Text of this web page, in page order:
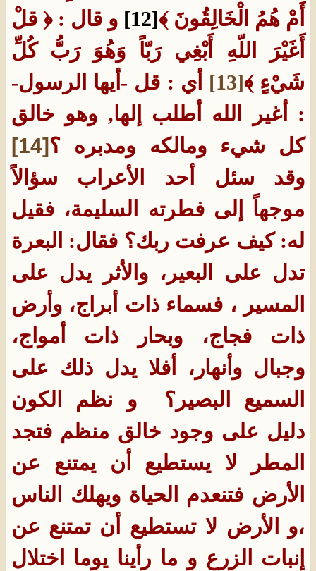
أَمْ هُمُ الْخَالِقُونَ ﴾[12]
و قال : ﴿ قلْ
أَغَيْرَ اللّهِ أَبْغِي رَبّاً وَهُوَ رَبُّ كُلِّ
شَيْءٍ ﴾[13]
أي : قل -أيها الرسول-
: أغير الله أطلب إلها, وهو خالق
كل شيء ومالكه ومدبره ؟ [14]
وقد سئل أحد الأعراب سؤالاً
موجهاً إلى فطرته السليمة، فقيل
له: كيف عرفت ربك؟ فقال: البعرة
تدل على البعير، والأثر يدل على
المسير ، فسماء ذات أبراج، وأرض
ذات فجاج، وبحار ذات أمواج،
وجبال وأنهار، أفلا يدل ذلك على
السميع البصير؟ ‏ و نظم الكون
دليل على وجود خالق منظم فتجد
المطر لا يستطيع أن يمتنع عن
الأرض فتنعدم الحياة ويهلك الناس
،و الأرض لا تستطيع أن تمتنع عن
إنبات الزرع و ما رأينا يوما اختلال